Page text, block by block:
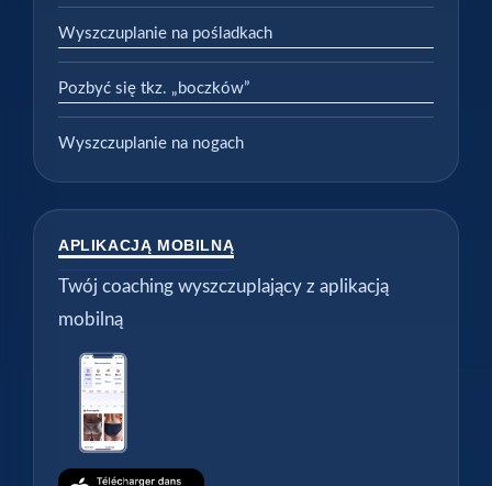
Wyszczuplanie na pośladkach
Pozbyć się tkz. „boczków”
Wyszczuplanie na nogach
APLIKACJĄ MOBILNĄ
Twój coaching wyszczuplający z aplikacją
mobilną